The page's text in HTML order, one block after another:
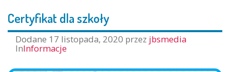
Certyfikat dla szkoły
Dodane 17 listopada, 2020 przez jbsmedia
InInformacje